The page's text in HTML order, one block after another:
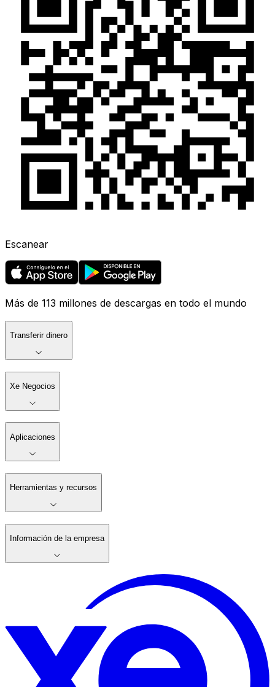
Escanear
Más de 113 millones de descargas en todo el mundo
Transferir dinero
Xe Negocios
Aplicaciones
Herramientas y recursos
Información de la empresa